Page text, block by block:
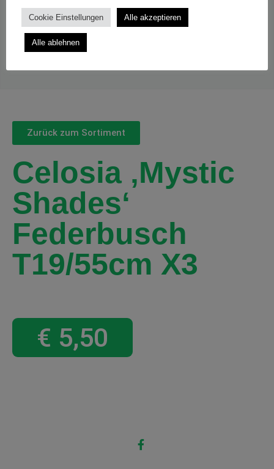
Zurück zum Sortiment
Celosia ‚Mystic
Shades‘
Federbusch
T19/55cm X3
€ 5,50
Cookie Einstellungen Alle akzeptieren
Alle ablehnen